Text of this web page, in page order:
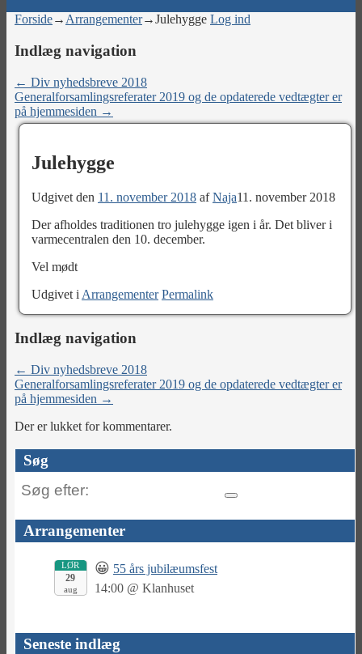
Forside→ Arrangementer→Julehygge Log ind
Indlæg navigation
← Div nyhedsbreve 2018
Generalforsamlingsreferater 2019 og de opdaterede vedtægter er
på hjemmesiden →
Julehygge
Udgivet den 11. november 2018 afNaja11. november 2018
Der afholdes traditionen tro julehygge igen i år. Det bliver i
varmecentralen den 10. december.
Vel mødt
Udgivet i Arrangementer Permalink
Indlæg navigation
← Div nyhedsbreve 2018
Generalforsamlingsreferater 2019 og de opdaterede vedtægter er
på hjemmesiden →
Der er lukket for kommentarer.
Søg
Søg
Arrangementer
LØR
29
aug
😀 55 års jubilæumsfest
14:00 @ Klanhuset
Seneste indlæg